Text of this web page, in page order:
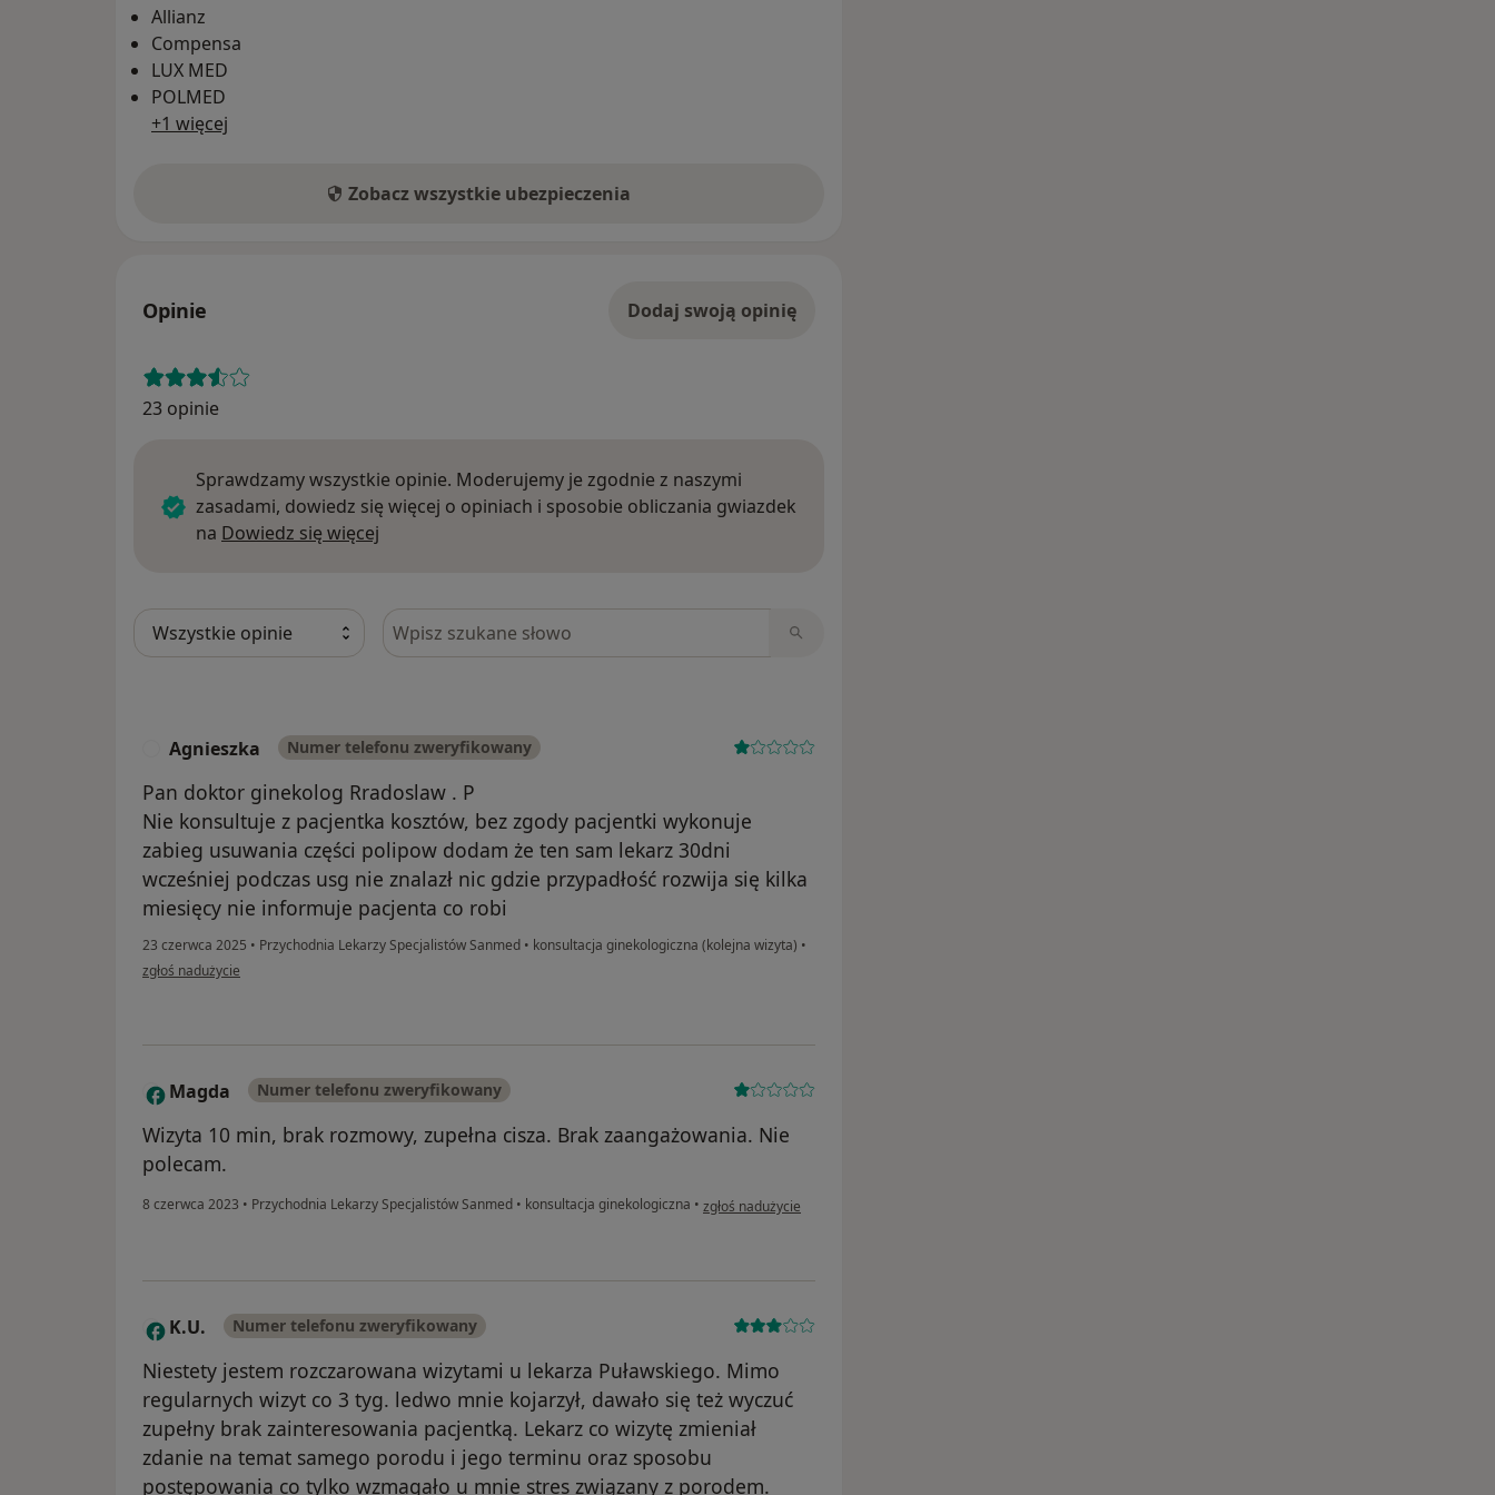
Allianz
Compensa
LUX MED
POLMED
+1 więcej
Zobacz wszystkie ubezpieczenia
Opinie Dodaj swoją opinię
23 opinie
Sprawdzamy wszystkie opinie. Moderujemy je zgodnie z naszymi
zasadami, dowiedz się więcej o opiniach i sposobie obliczania gwiazdek
na Dowiedz się więcej
Szukaj w opiniach
Agnieszka Numer telefonu zweryfikowany
Pan doktor ginekolog Rradoslaw . P
Nie konsultuje z pacjentka kosztów, bez zgody pacjentki wykonuje
zabieg usuwania części polipow dodam że ten sam lekarz 30dni
wcześniej podczas usg nie znalazł nic gdzie przypadłość rozwija się kilka
miesięcy nie informuje pacjenta co robi
23 czerwca 2025 • Przychodnia Lekarzy Specjalistów Sanmed • konsultacja ginekologiczna (kolejna wizyta) •
w opinii użytkownika Agnieszka
zgłoś nadużycie
M Magda Numer telefonu zweryfikowany
Wizyta 10 min, brak rozmowy, zupełna cisza. Brak zaangażowania. Nie
polecam.
8 czerwca 2023 • Przychodnia Lekarzy Specjalistów Sanmed • konsultacja ginekologiczna • w opinii użytkownika Magda
zgłoś nadużycie
K K.U. Numer telefonu zweryfikowany
Niestety jestem rozczarowana wizytami u lekarza Puławskiego. Mimo
regularnych wizyt co 3 tyg. ledwo mnie kojarzył, dawało się też wyczuć
zupełny brak zainteresowania pacjentką. Lekarz co wizytę zmieniał
zdanie na temat samego porodu i jego terminu oraz sposobu
postępowania co tylko wzmagało u mnie stres związany z porodem.